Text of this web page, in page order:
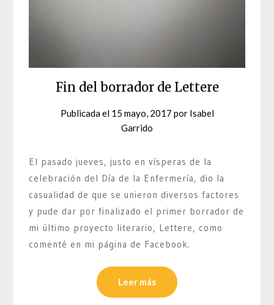
Fin del borrador de Lettere
Publicada el 15 mayo, 2017 por Isabel
Garrido
El pasado jueves, justo en vísperas de la
celebración del Día de la Enfermería, dio la
casualidad de que se unieron diversos factores
y pude dar por finalizado el primer borrador de
mi último proyecto literario, Lettere, como
comenté en mi página de Facebook.
Leer más